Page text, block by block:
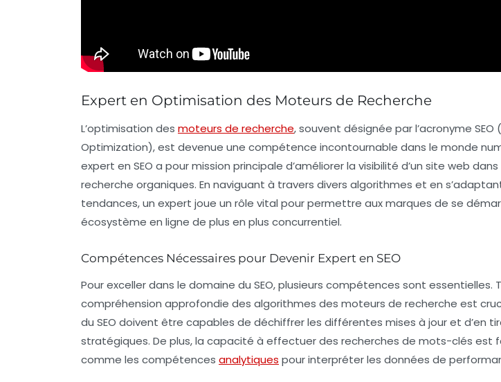
Expert en Optimisation des Moteurs de Recherche
L’optimisation des moteurs de recherche, souvent désignée par l’acronyme SEO
Optimization), est devenue une compétence incontournable dans le monde
expert en SEO a pour mission principale d’améliorer la visibilité d’un site web
recherche organiques. En naviguant à travers divers algorithmes et en
tendances, un expert joue un rôle vital pour permettre aux marques de se
écosystème en ligne de plus en plus concurrentiel.
Compétences Nécessaires pour Devenir Expert en SEO
Pour exceller dans le domaine du SEO, plusieurs compétences sont essentielles.
compréhension approfondie des algorithmes des moteurs de recherche est
du SEO doivent être capables de déchiffrer les différentes mises à jour et d’en
stratégiques. De plus, la capacité à effectuer des recherches de mots-clés est
comme les compétences analytiques pour interpréter les données de